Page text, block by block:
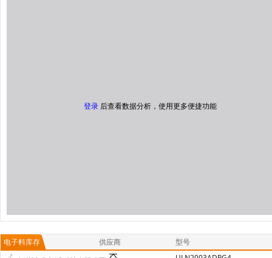
登录 后查看数据分析，使用更多便捷功能
电子料库存 供应商
型号